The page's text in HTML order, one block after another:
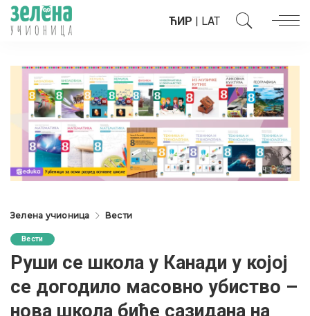
ЋИР | LAT
Зелена учионица Вести
Вести
Руши се школа у Канади у којој
се догодило масовно убиство –
нова школа биће сазидана на